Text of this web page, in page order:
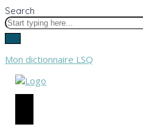
Search
Mon dictionnaire LSQ